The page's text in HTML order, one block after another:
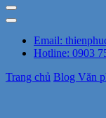
Email:
Hotline: 0903
Trang chủ Blog Văn